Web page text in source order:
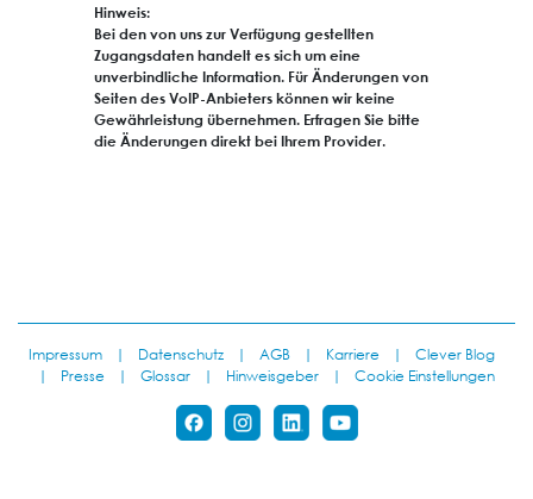
Hinweis:
Bei den von uns zur Verfügung gestellten
Zugangsdaten handelt es sich um eine
unverbindliche Information. Für Änderungen von
Seiten des VoIP-Anbieters können wir keine
Gewährleistung übernehmen. Erfragen Sie bitte
die Änderungen direkt bei Ihrem Provider.
Impressum | Datenschutz | AGB | Karriere |
Clever Blog
|
Presse | Glossar | Hinweisgeber | Cookie Einstellungen